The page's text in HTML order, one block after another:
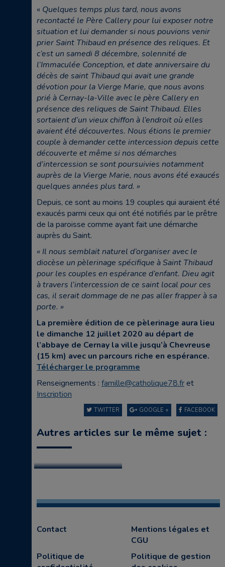
« Quelques temps plus tard, nous avons
recontacté le Père Callery pour lui exposer notre
situation et lui demander si nous pouvions venir
prier Saint Thibaud en présence des reliques. Et
c’est un samedi 8 décembre, solennité de
l’Immaculée Conception, et date anniversaire du
décès de saint Thibaud qui avait une grande
dévotion pour la Vierge Marie, que nous avons
prié à Cernay-la-Ville avec le père Callery en
présence des reliques de Saint Thibaud. Elles
sortaient d’un vieux chiffon à l’endroit où elles
avaient été découvertes. Nous étions le premier
couple à demander cette intercession depuis cette
découverte et même si nos démarches
d’intercession se sont poursuivies notamment
auprès de la Vierge Marie, nous avons été exaucés
quelques années plus tard. »
Depuis, ce sont au moins 19 couples qui auraient été
exaucés parmi ceux qui ont été notifiés par le prêtre
de la paroisse comme ayant fait une démarche
auprès du Saint.
« Il nous semblait naturel d’organiser avec le
diocèse un pèlerinage spécifique à Saint Thibaud
pour les couples en espérance d’enfant. Dieu agit
à travers l’intercession de ce saint local pour ces
cas, il serait dommage de ne pas aller frapper à sa
porte. »
La première édition de ce pèlerinage aura lieu
le dimanche 12 juillet 2020 au départ de
l’abbaye de Cernay la ville jusqu’à Chevreuse
(15 km) avec un parcours riche en espérance.
Télécharger le programme
Renseignements : famille@catholique78.fret
Inscription
FACEBOOK
GOOGLE +
TWITTER
Autres articles sur le même sujet :
Contact
Mentions légales et
CGU
Politique de
Politique de gestion